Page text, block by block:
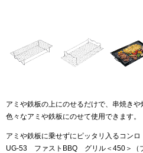
アミや鉄板の上にのせるだけで、串焼きや
色々なアミや鉄板にのせて使用できます。
アミや鉄板に乗せずにピッタリ入るコンロ
UG-53 ファストBBQ グリル＜450＞（